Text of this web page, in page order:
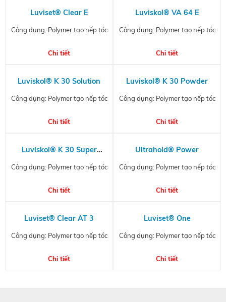
Luviset® Clear E
Công dụng: Polymer tạo nếp tóc
Chi tiết
Luviskol® VA 64 E
Công dụng: Polymer tạo nếp tóc
Chi tiết
Luviskol® K 30 Solution
Công dụng: Polymer tạo nếp tóc
Chi tiết
Luviskol® K 30 Powder
Công dụng: Polymer tạo nếp tóc
Chi tiết
Luviskol® K 30 Super
Công dụng: Polymer tạo nếp tóc
Chi tiết
Ultrahold® Power
Công dụng: Polymer tạo nếp tóc
Chi tiết
Luviset® Clear AT 3
Công dụng: Polymer tạo nếp tóc
Chi tiết
Luviset® One
Công dụng: Polymer tạo nếp tóc
Chi tiết